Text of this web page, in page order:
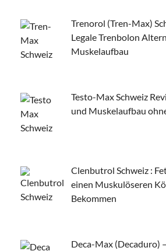
Trenorol (Tren-Max)
Legale Trenbolon
Muskelaufbau
Testo-Max Schweiz
und Muskelaufbau
Clenbutrol Schweiz :
einen Muskulöseren
Bekommen
Deca-Max (Decaduro)